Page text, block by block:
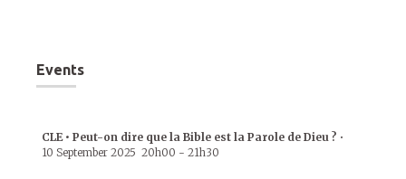
Events
CLE • Peut-on dire que la Bible est la Parole de Dieu ? •
10 September 2025 20h00 - 21h30